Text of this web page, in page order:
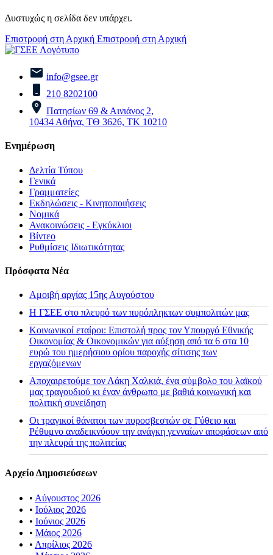
Δυστυχώς η σελίδα δεν υπάρχει.
Επιστροφή στη Αρχική Επιστροφή στη Αρχική
info@gsee.gr
210 8202100
Πατησίων 69 & Αινιάνος 2,
10434 Αθήνα, ΤΘ 3626, ΤΚ 10210
Ενημέρωση
Δελτία Τύπου
Γενικά
Γραμματείες
Εκδηλώσεις - Κινητοποιήσεις
Νομικά
Ανακοινώσεις - Εγκύκλιοι
Βίντεο
Ρυθμίσεις Ιδιωτικότητας
Πρόσφατα Νέα
Αμοιβή αργίας 15ης Αυγούστου
H ΓΣΕΕ στο πλευρό των πυρόπληκτων συμπολιτών μας
Κοινωνικοί εταίροι: Επιστολή προς τον Υπουργό Εθνικής
Οικονομίας & Οικονομικών για αύξηση από τα 6 στα 10
ευρώ του ημερήσιου ορίου παροχής σίτισης των
εργαζόμενων
Αποχαιρετούμε τον Λάκη Χαλκιά, ένα σύμβολο του λαϊκού
μας τραγουδιού κι έναν άνθρωπο με βαθιά κοινωνική και
πολιτική συνείδηση
Οι τραγικοί θάνατοι των πυροσβεστών σε Γύθειο και
Ρέθυμνο αναδεικνύουν την ανάγκη γενναίων αποφάσεων από
την πλευρά της πολιτείας
Αρχείο Δημοσιεύσεων
• Αύγουστος 2026
• Ιούλιος 2026
• Ιούνιος 2026
• Μάιος 2026
• Απρίλιος 2026